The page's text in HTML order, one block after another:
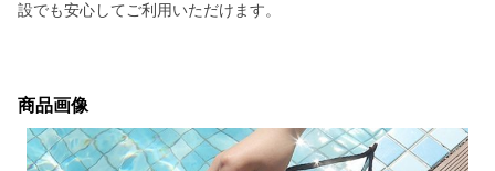
設でも安心してご利用いただけます。
商品画像